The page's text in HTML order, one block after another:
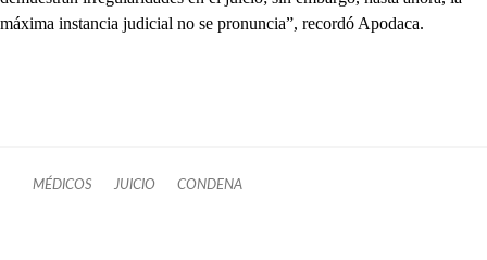
máxima instancia judicial no se pronuncia”, recordó Apodaca.
MÉDICOS JUICIO CONDENA